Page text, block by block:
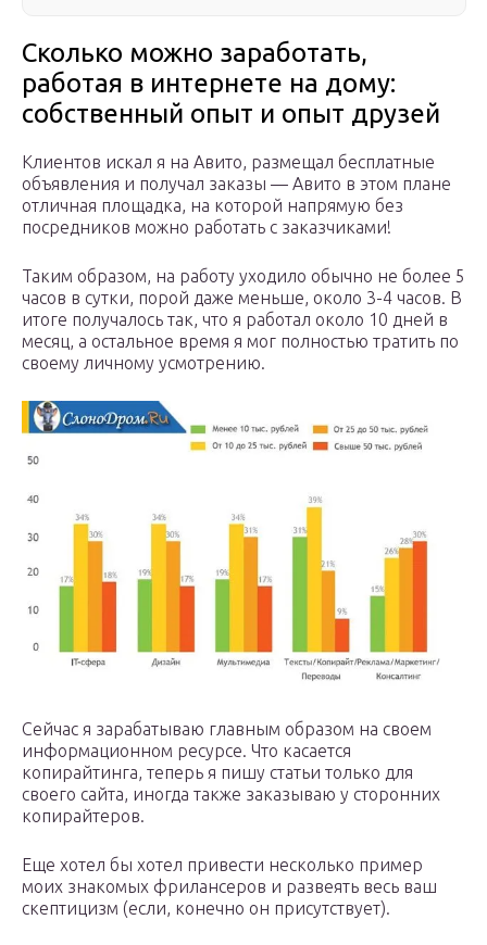
Сколько можно заработать,
работая в интернете на дому:
собственный опыт и опыт друзей
Клиентов искал я на Авито, размещал бесплатные
объявления и получал заказы — Авито в этом плане
отличная площадка, на которой напрямую без
посредников можно работать с заказчиками!
Таким образом, на работу уходило обычно не более 5
часов в сутки, порой даже меньше, около 3-4 часов. В
итоге получалось так, что я работал около 10 дней в
месяц, а остальное время я мог полностью тратить по
своему личному усмотрению.
Сейчас я зарабатываю главным образом на своем
информационном ресурсе. Что касается
копирайтинга, теперь я пишу статьи только для
своего сайта, иногда также заказываю у сторонних
копирайтеров.
Еще хотел бы хотел привести несколько пример
моих знакомых фрилансеров и развеять весь ваш
скептицизм (если, конечно он присутствует).